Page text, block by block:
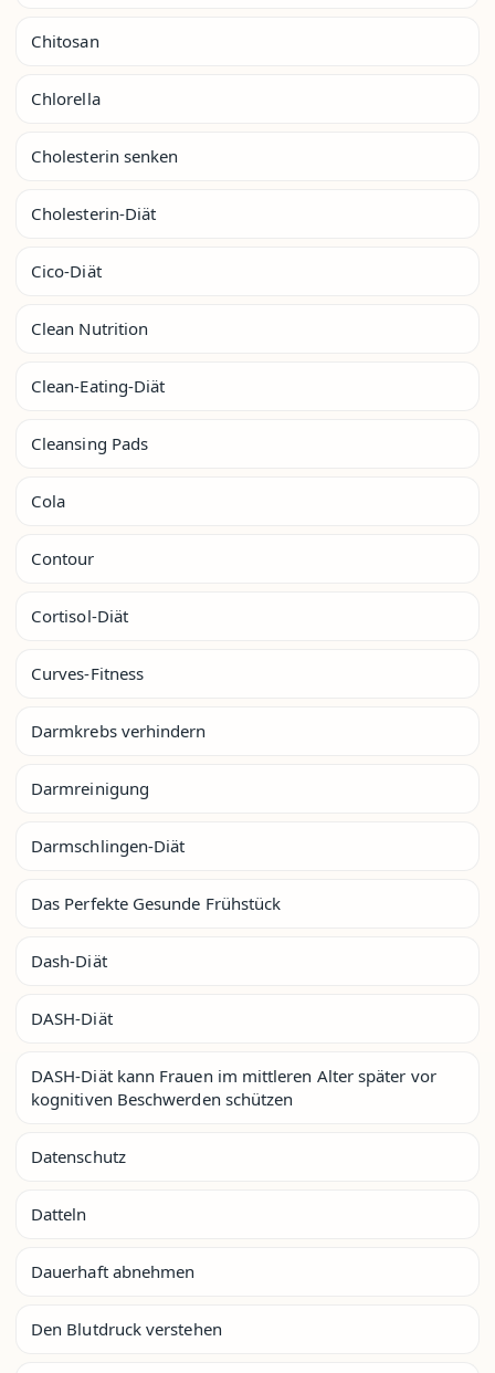
Chitosan
Chlorella
Cholesterin senken
Cholesterin-Diät
Cico-Diät
Clean Nutrition
Clean-Eating-Diät
Cleansing Pads
Cola
Contour
Cortisol-Diät
Curves-Fitness
Darmkrebs verhindern
Darmreinigung
Darmschlingen-Diät
Das Perfekte Gesunde Frühstück
Dash-Diät
DASH-Diät
DASH-Diät kann Frauen im mittleren Alter später vor
kognitiven Beschwerden schützen
Datenschutz
Datteln
Dauerhaft abnehmen
Den Blutdruck verstehen